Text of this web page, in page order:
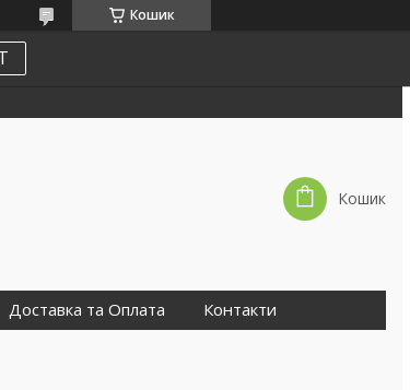
Кошик
Кошик
Доставка та Оплата Контакти